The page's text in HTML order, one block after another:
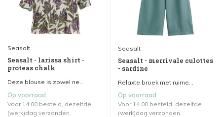
Seasalt
Seasalt - larissa shirt -
proteas chalk
Deze blouse is zowel ne...
Op voorraad
Voor 14.00 besteld, dezelfde
(werk)dag verzonden.
Seasalt
Seasalt - merrivale culottes
- sardine
Relaxte broek met ruime...
Op voorraad
Voor 14.00 besteld, dezelfde
(werk)dag verzonden.